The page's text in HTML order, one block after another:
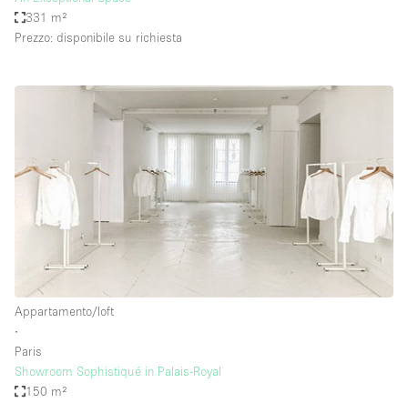
331 m²
Prezzo: disponibile su richiesta
Appartamento/loft
∙
Paris
Showroom Sophistiqué in Palais-Royal
150 m²